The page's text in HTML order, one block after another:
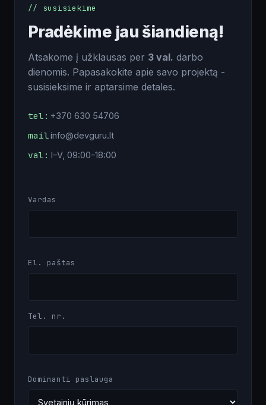
// susisiekime
Pradėkime jau šiandieną!
Atsakome į užklausas per 3 val. darbo
dienomis. Papasakokite apie savo projektą -
susisieksime ir aptarsime detales.
tel: +370 630 54706
mail:info@devguru.lt
val: I–V, 09:00–18:00
Vardas
El. paštas
Tel. nr.
Dominanti paslauga